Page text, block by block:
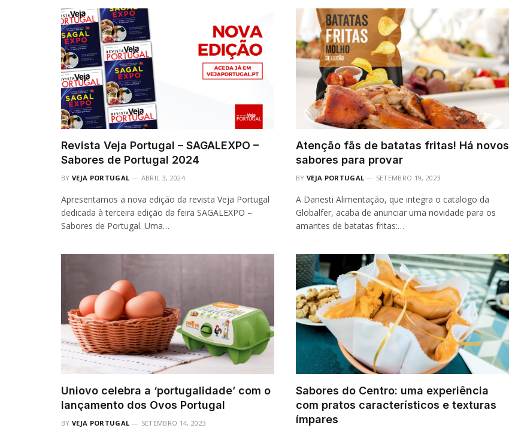
Revista Veja Portugal – SAGALEXPO –
Sabores de Portugal 2024
BY VEJA PORTUGAL ABRIL 3, 2024
Apresentamos a nova edição da revista Veja Portugal
dedicada à terceira edição da feira SAGALEXPO –
Sabores de Portugal. Uma…
Atenção fãs de batatas fritas! Há novos
sabores para provar
BY VEJA PORTUGAL SETEMBRO 19, 2023
A Danesti Alimentação, que integra o catalogo da
Globalfer, acaba de anunciar uma novidade para os
amantes de batatas fritas:…
Uniovo celebra a ‘portugalidade’ com o
lançamento dos Ovos Portugal
BY VEJA PORTUGAL SETEMBRO 14, 2023
Sabores do Centro: uma experiência
com pratos característicos e texturas
ímpares